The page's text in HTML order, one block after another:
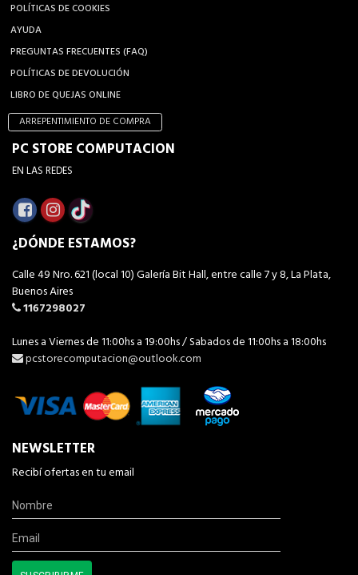
POLÍTICAS DE COOKIES
AYUDA
PREGUNTAS FRECUENTES (FAQ)
POLÍTICAS DE DEVOLUCIÓN
LIBRO DE QUEJAS ONLINE
ARREPENTIMIENTO DE COMPRA
PC STORE COMPUTACION
EN LAS REDES
¿DÓNDE ESTAMOS?
Calle 49 Nro. 621 (local 10) Galería Bit Hall, entre calle 7 y 8, La Plata,
Buenos Aires
1167298027
Lunes a Viernes de 11:00hs a 19:00hs / Sabados de 11:00hs a 18:00hs
pcstorecomputacion@outlook.com
NEWSLETTER
Recibí ofertas en tu email